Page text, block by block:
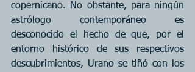
copernicano. No obstante, para ningún
astrólogo contemporáneo es
desconocido el hecho de que, por el
entorno histórico de sus respectivos
descubrimientos, Urano se tiñó con los